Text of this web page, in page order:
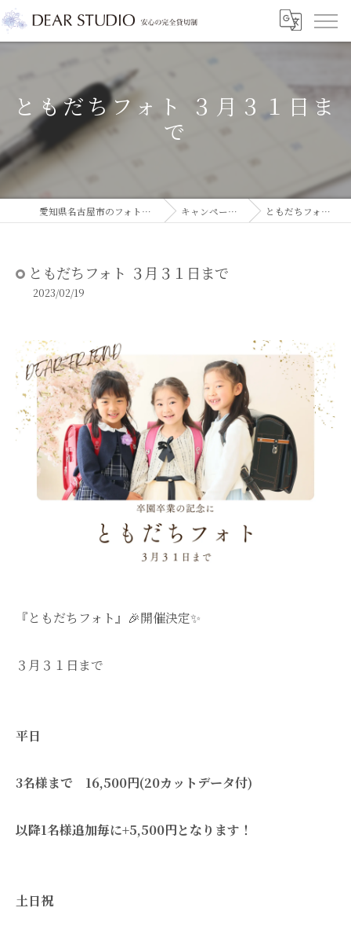
ともだちフォト ３月３１日ま
で
愛知県名古屋市のフォトスタジオならDEAR STUDIO キャンペーン/イベント情報 ともだちフォト ３月３１日まで
ともだちフォト ３月３１日まで
2023/02/19
『ともだちフォト』🎉開催決定✨
３月３１日まで
平日
3名様まで 16,500円(20カットデータ付)
以降1名様追加毎に+5,500円となります！
土日祝